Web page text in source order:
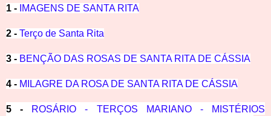
1 - IMAGENS DE SANTA RITA
2 - Terço de Santa Rita
3 - BENÇÃO DAS ROSAS DE SANTA RITA DE CÁSSIA
4 - MILAGRE DA ROSA DE SANTA RITA DE CÁSSIA
5 -
ROSÁRIO - TERÇOS MARIANO - MISTÉRIOS